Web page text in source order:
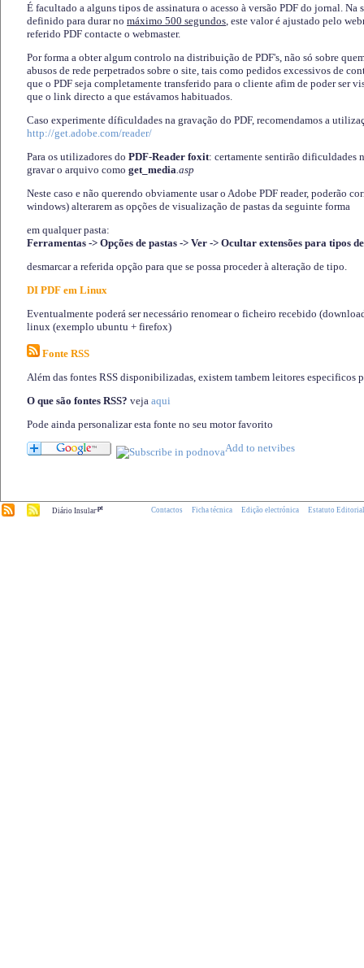
É facultado a alguns tipos de assinatura o acesso à versão PDF do jornal. Na
definido para durar no máximo 500 segundos, este valor é ajustado pelo
referido PDF contacte o webmaster.
Por forma a obter algum controlo na distribuição de PDF's, não só sobre
abusos de rede perpetrados sobre o site, tais como pedidos excessivos de
que o PDF seja completamente transferido para o cliente afim de poder ser
que o link directo a que estávamos habituados.
Caso experimente díficuldades na gravação do PDF, recomendamos a
http://get.adobe.com/reader/
Para os utilizadores do PDF-Reader foxit: certamente sentirão dificuldades
gravar o arquivo como get_media.asp
Neste caso e não querendo obviamente usar o Adobe PDF reader, poderão
windows) alterarem as opções de visualização de pastas da seguinte forma
em qualquer pasta:
Ferramentas -> Opções de pastas -> Ver -> Ocultar extensões para tipos
desmarcar a referida opção para que se possa proceder à alteração de tipo.
DI PDF em Linux
Eventualmente poderá ser necessário renomear o ficheiro recebido
linux (exemplo ubuntu + firefox)
Fonte RSS
Além das fontes RSS disponibilizadas, existem tambem leitores especificos
O que são fontes RSS? veja aqui
Pode ainda personalizar esta fonte no seu motor favorito
Diário Insular.pt Contactos Ficha técnica Edição electrónica Estatuto Editorial